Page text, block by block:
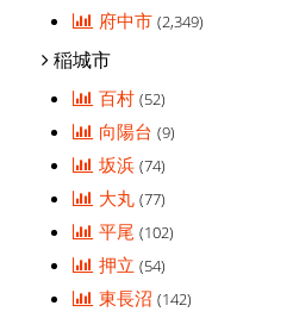
府中市(2,349)
稲城市
百村(52)
向陽台(9)
坂浜(74)
大丸(77)
平尾(102)
押立(54)
東長沼(142)